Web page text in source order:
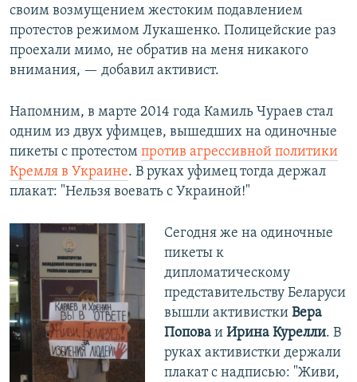
своим возмущением жестоким подавлением
протестов режимом Лукашенко. Полицейские раз
проехали мимо, не обратив на меня никакого
внимания, — добавил активист.
Напомним, в марте 2014 года Камиль Чураев стал
одним из двух уфимцев, вышедших на одиночные
пикеты с протестом против агрессивной политики
Кремля в Украине. В руках уфимец тогда держал
плакат: "Нельзя воевать с Украиной!"
Сегодня же на одиночные
пикеты к
дипломатическому
представительству Беларуси
вышли активистки Вера
Поповаи Ирина Курелли. В
руках активистки держали
плакат с надписью: "Живи,